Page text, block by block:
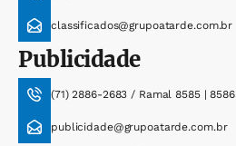
classificados@grupoatarde.com.br
Publicidade
(71) 2886-2683 / Ramal 8585 | 8586
publicidade@grupoatarde.com.br